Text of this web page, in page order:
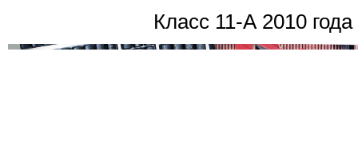
Класс 11-А 2010 года